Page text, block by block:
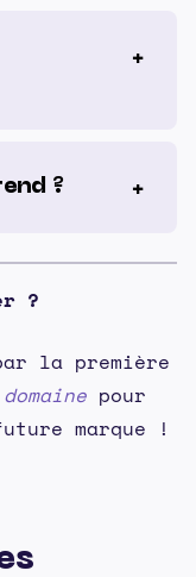
?
?
la première
pour
marque !